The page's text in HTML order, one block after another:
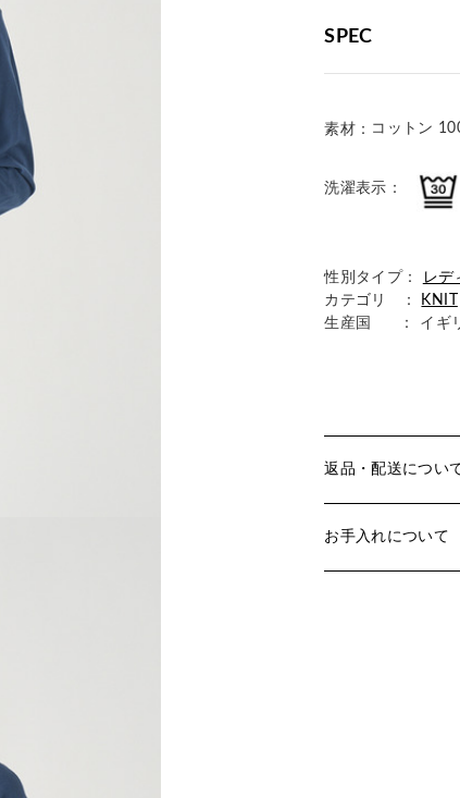
SPEC
素材： コットン
洗濯表示：
性別タイプ：
レデ
カテゴリ ：
KNIT
生産国
： イギ
返品・配送につい
お手入れについて